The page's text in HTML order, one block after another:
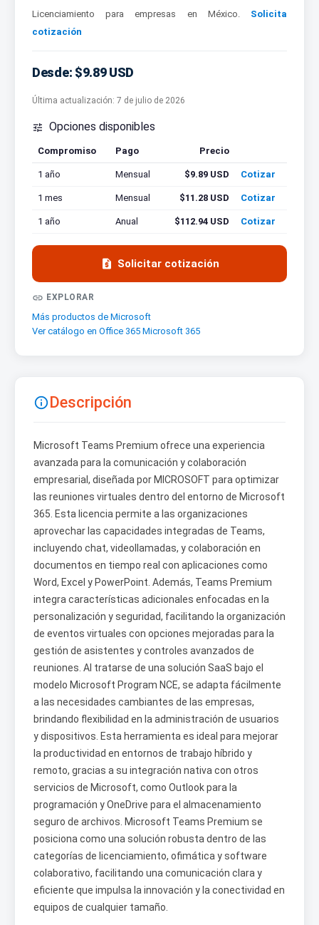
Licenciamiento para empresas en México. Solicita
cotización
Desde: $9.89 USD
Última actualización: 7 de julio de 2026
 Opciones disponibles
Compromiso Pago Precio
1 año
Mensual $9.89 USD Cotizar
1 mes Mensual $11.28 USD Cotizar
1 año Anual $112.94 USD Cotizar
 Solicitar cotización
 EXPLORAR
Más productos de Microsoft
Ver catálogo en Office 365 Microsoft 365
Descripción
Microsoft Teams Premium ofrece una experiencia
avanzada para la comunicación y colaboración
empresarial, diseñada por MICROSOFT para optimizar
las reuniones virtuales dentro del entorno de Microsoft
365. Esta licencia permite a las organizaciones
aprovechar las capacidades integradas de Teams,
incluyendo chat, videollamadas, y colaboración en
documentos en tiempo real con aplicaciones como
Word, Excel y PowerPoint. Además, Teams Premium
integra características adicionales enfocadas en la
personalización y seguridad, facilitando la organización
de eventos virtuales con opciones mejoradas para la
gestión de asistentes y controles avanzados de
reuniones. Al tratarse de una solución SaaS bajo el
modelo Microsoft Program NCE, se adapta fácilmente
a las necesidades cambiantes de las empresas,
brindando flexibilidad en la administración de usuarios
y dispositivos. Esta herramienta es ideal para mejorar
la productividad en entornos de trabajo híbrido y
remoto, gracias a su integración nativa con otros
servicios de Microsoft, como Outlook para la
programación y OneDrive para el almacenamiento
seguro de archivos. Microsoft Teams Premium se
posiciona como una solución robusta dentro de las
categorías de licenciamiento, ofimática y software
colaborativo, facilitando una comunicación clara y
eficiente que impulsa la innovación y la conectividad en
equipos de cualquier tamaño.